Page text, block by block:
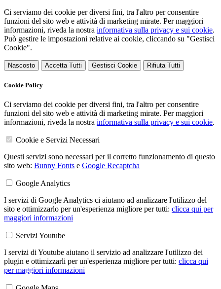
Ci serviamo dei cookie per diversi fini, tra l'altro per consentire
funzioni del sito web e attività di marketing mirate. Per maggiori
informazioni, riveda la nostra informativa sulla privacy e sui cookie.
Può gestire le impostazioni relative ai cookie, cliccando su "Gestisci
Cookie".
Nascosto Accetta Tutti Gestisci Cookie Rifiuta Tutti
Cookie Policy
Ci serviamo dei cookie per diversi fini, tra l'altro per consentire
funzioni del sito web e attività di marketing mirate. Per maggiori
informazioni, riveda la nostra informativa sulla privacy e sui cookie.
Cookie e Servizi Necessari
Questi servizi sono necessari per il corretto funzionamento di questo
sito web: Bunny Fonts e Google Recaptcha
Google Analytics
I servizi di Google Analytics ci aiutano ad analizzare l'utilizzo del
sito e ottimizzarlo per un'esperienza migliore per tutti: clicca qui per
maggiori informazioni
Servizi Youtube
I servizi di Youtube aiutano il servizio ad analizzare l'utilizzo dei
plugin e ottimizzarli per un'esperienza migliore per tutti: clicca qui
per maggiori informazioni